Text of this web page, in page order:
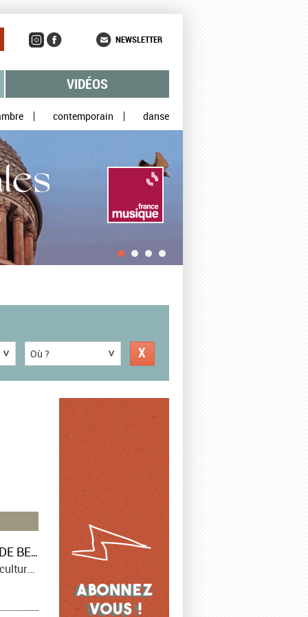
NEWSLETTER
VIDÉOS
contemporain danse
Où ?
59E CONCOURS INTERNATIONAL DE JEUNES CHEFS D’ORCHESTRE DE BESANÇON – L’ASIE EN FORCE – COMPTE-RENDU
de...